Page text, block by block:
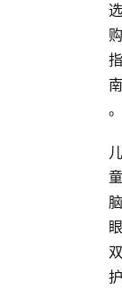
选
购
指
南
。
儿
童
脑
眼
双
护